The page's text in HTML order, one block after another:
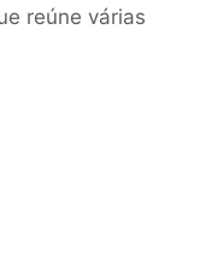
reúne várias